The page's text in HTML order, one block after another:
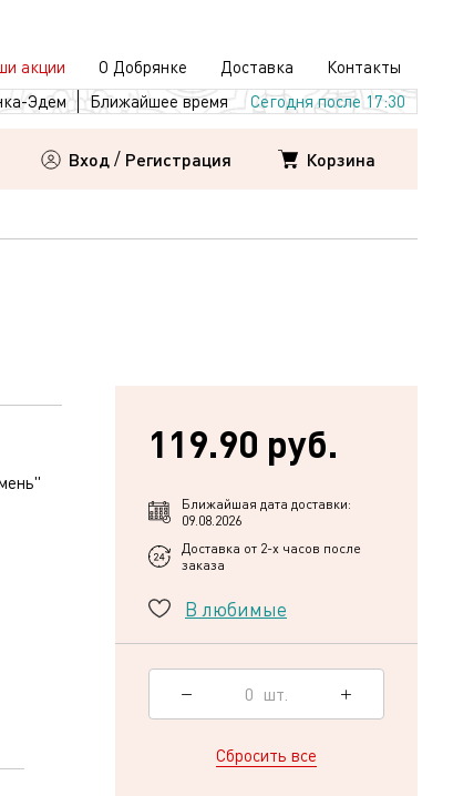
акции О Добрянке Доставка Контакты
Эдем Ближайшее время Сегодня после 17:30
Вход / Регистрация Корзина
119.90 руб.
Ближайшая дата доставки:
09.08.2026
Доставка от 2-х часов после
заказа
В любимые
0 шт.
Сбросить все